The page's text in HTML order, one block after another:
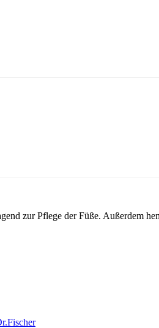
zur Pflege der Füße. Außerdem